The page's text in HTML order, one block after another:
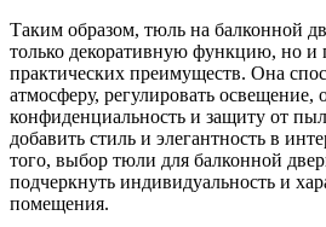
Таким образом, тюль на балконной
только декоративную функцию, но и
практических преимуществ. Она
атмосферу, регулировать освещение,
конфиденциальность и защиту от
добавить стиль и элегантность в
того, выбор тюли для балконной
подчеркнуть индивидуальность и
помещения.